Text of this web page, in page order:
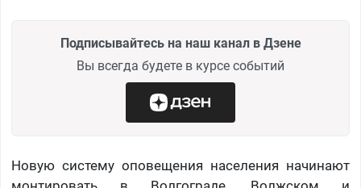
Подписывайтесь на наш канал в Дзене
Вы всегда будете в курсе событий
Новую систему оповещения населения начинают